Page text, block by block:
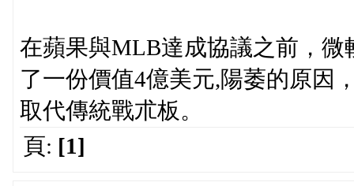
在蘋果與MLB達成協議之前，微
了一份價值4億美元,陽萎的原因
取代傳統戰朮板。
頁: [1]